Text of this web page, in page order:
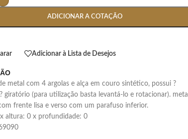
ADICIONAR A COTAÇÃO
Adicionar à Lista de Desejos
giratório (para utilização basta levantá-lo e rotacionar). metal
frente lisa e verso com um parafuso inferior.
x altura: 0 x profundidade: 0